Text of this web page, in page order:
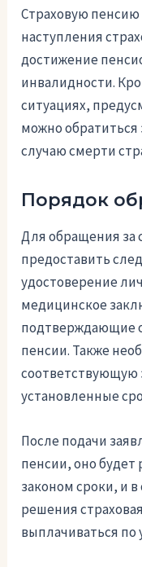
Страховую
наступления
достижение
инвалидности.
ситуациях,
можно
случаю смерти
Порядок
Для обращения за
предоставить
удостоверение
медицинское
подтверждающие
пенсии. Также
соответствующую
установленные
После подачи
пенсии, оно будет
законом сроки, и
решения
выплачиваться